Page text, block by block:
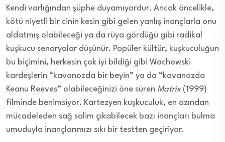
Kendi varlığından şüphe duyamıyordur. Ancak öncelikle,
kötü niyetli bir cinin kesin gibi gelen yanlış inançlarla onu
aldatmış olabileceği ya da rüya gördüğü gibi radikal
kuşkucu senaryolar düşünür. Popüler kültür, kuşkuculuğun
bu biçimini, herkesin çok iyi bildiği gibi Wachowski
kardeşlerin “kavanozda bir beyin” ya da “kavanozda
Keanu Reeves” olabileceğinizi öne süren Matrix(1999)
filminde benimsiyor. Kartezyen kuşkuculuk, en azından
mücadeleden sağ salim çıkabilecek bazı inançları bulma
umuduyla inançlarımızı sıkı bir testten geçiriyor.